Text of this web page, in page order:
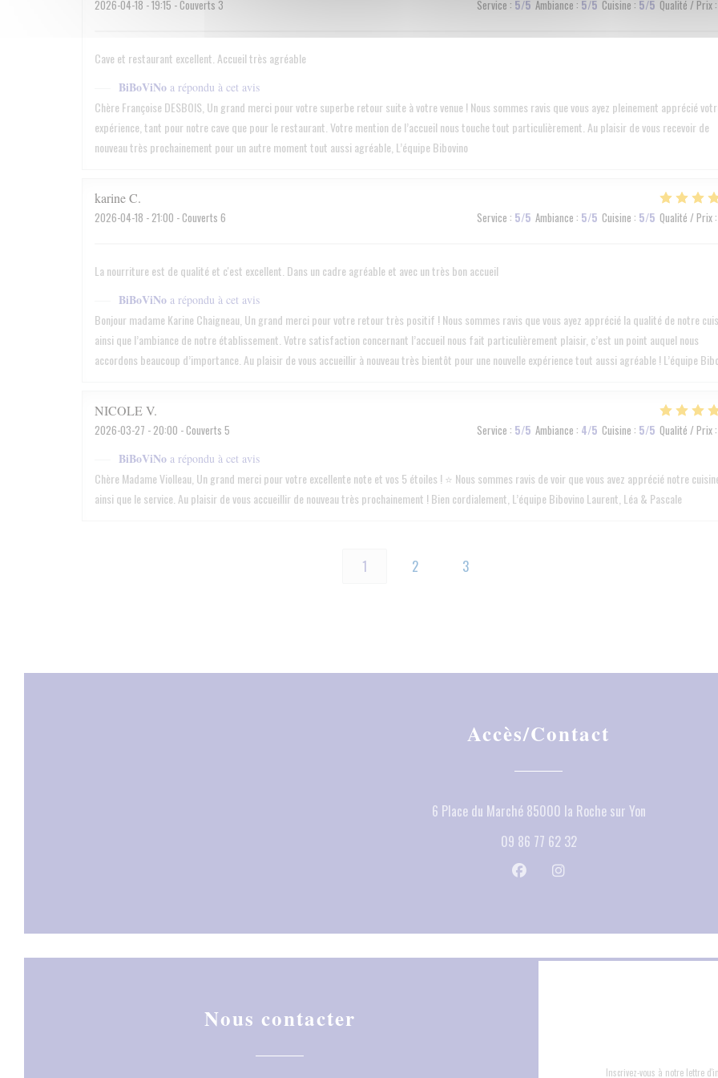
2026-04-18 - 19:15 - Couverts 3 Service : 5/5 Ambiance : 5/5 Cuisine : 5/5 Qualité / Prix:
Cave et restaurant excellent. Accueil très agréable
BiBoViNo a répondu à cet avis
Chère Françoise DESBOIS, Un grand merci pour votre superbe retour suite à votre venue ! Nous sommes ravis que vous ayez pleinement apprécié
expérience, tant pour notre cave que pour le restaurant. Votre mention de l’accueil nous touche tout particulièrement. Au plaisir de vous recevoir de
nouveau très prochainement pour un autre moment tout aussi agréable, L’équipe Bibovino
karineC
2026-04-18 - 21:00 - Couverts 6 Service : 5/5 Ambiance : 5/5 Cuisine : 5/5 Qualité / Prix:
La nourriture est de qualité et c'est excellent. Dans un cadre agréable et avec un très bon accueil
BiBoViNo a répondu à cet avis
Bonjour madame Karine Chaigneau, Un grand merci pour votre retour très positif ! Nous sommes ravis que vous ayez apprécié la qualité de notre
ainsi que l’ambiance de notre établissement. Votre satisfaction concernant l’accueil nous fait particulièrement plaisir, c’est un point auquel nous
accordons beaucoup d’importance. Au plaisir de vous accueillir à nouveau très bientôt pour une nouvelle expérience tout aussi agréable ! L’équipe
NICOLEV
2026-03-27 - 20:00 - Couverts 5 Service : 5/5 Ambiance : 4/5 Cuisine : 5/5 Qualité / Prix:
BiBoViNo a répondu à cet avis
Chère Madame Violleau, Un grand merci pour votre excellente note et vos 5 étoiles ! ⭐️ Nous sommes ravis de voir que vous avez apprécié notre
ainsi que le service. Au plaisir de vous accueillir de nouveau très prochainement ! Bien cordialement, L’équipe Bibovino Laurent, Léa & Pascale
1 2 3
Accès/Contact
6 Place du Marché 85000 la Roche sur Yon((ouvre une
09 86 77 62 32
Facebook ((ouvre une nouvelle
Instagram ((ouvre une
Nous contacter
Inscrivez-vous à notre lettre